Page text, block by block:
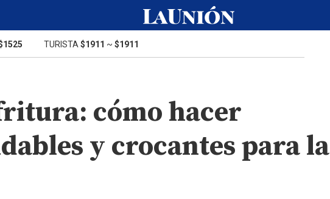
TURISTA $1911 ~ $1911
cómo hacer
y crocantes para la